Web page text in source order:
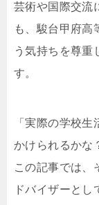
芸術や国際交流
も、駿台甲府高
う気持ちを尊重
す。
「実際の学校
かけられるかな
この記事では、
ドバイザーと